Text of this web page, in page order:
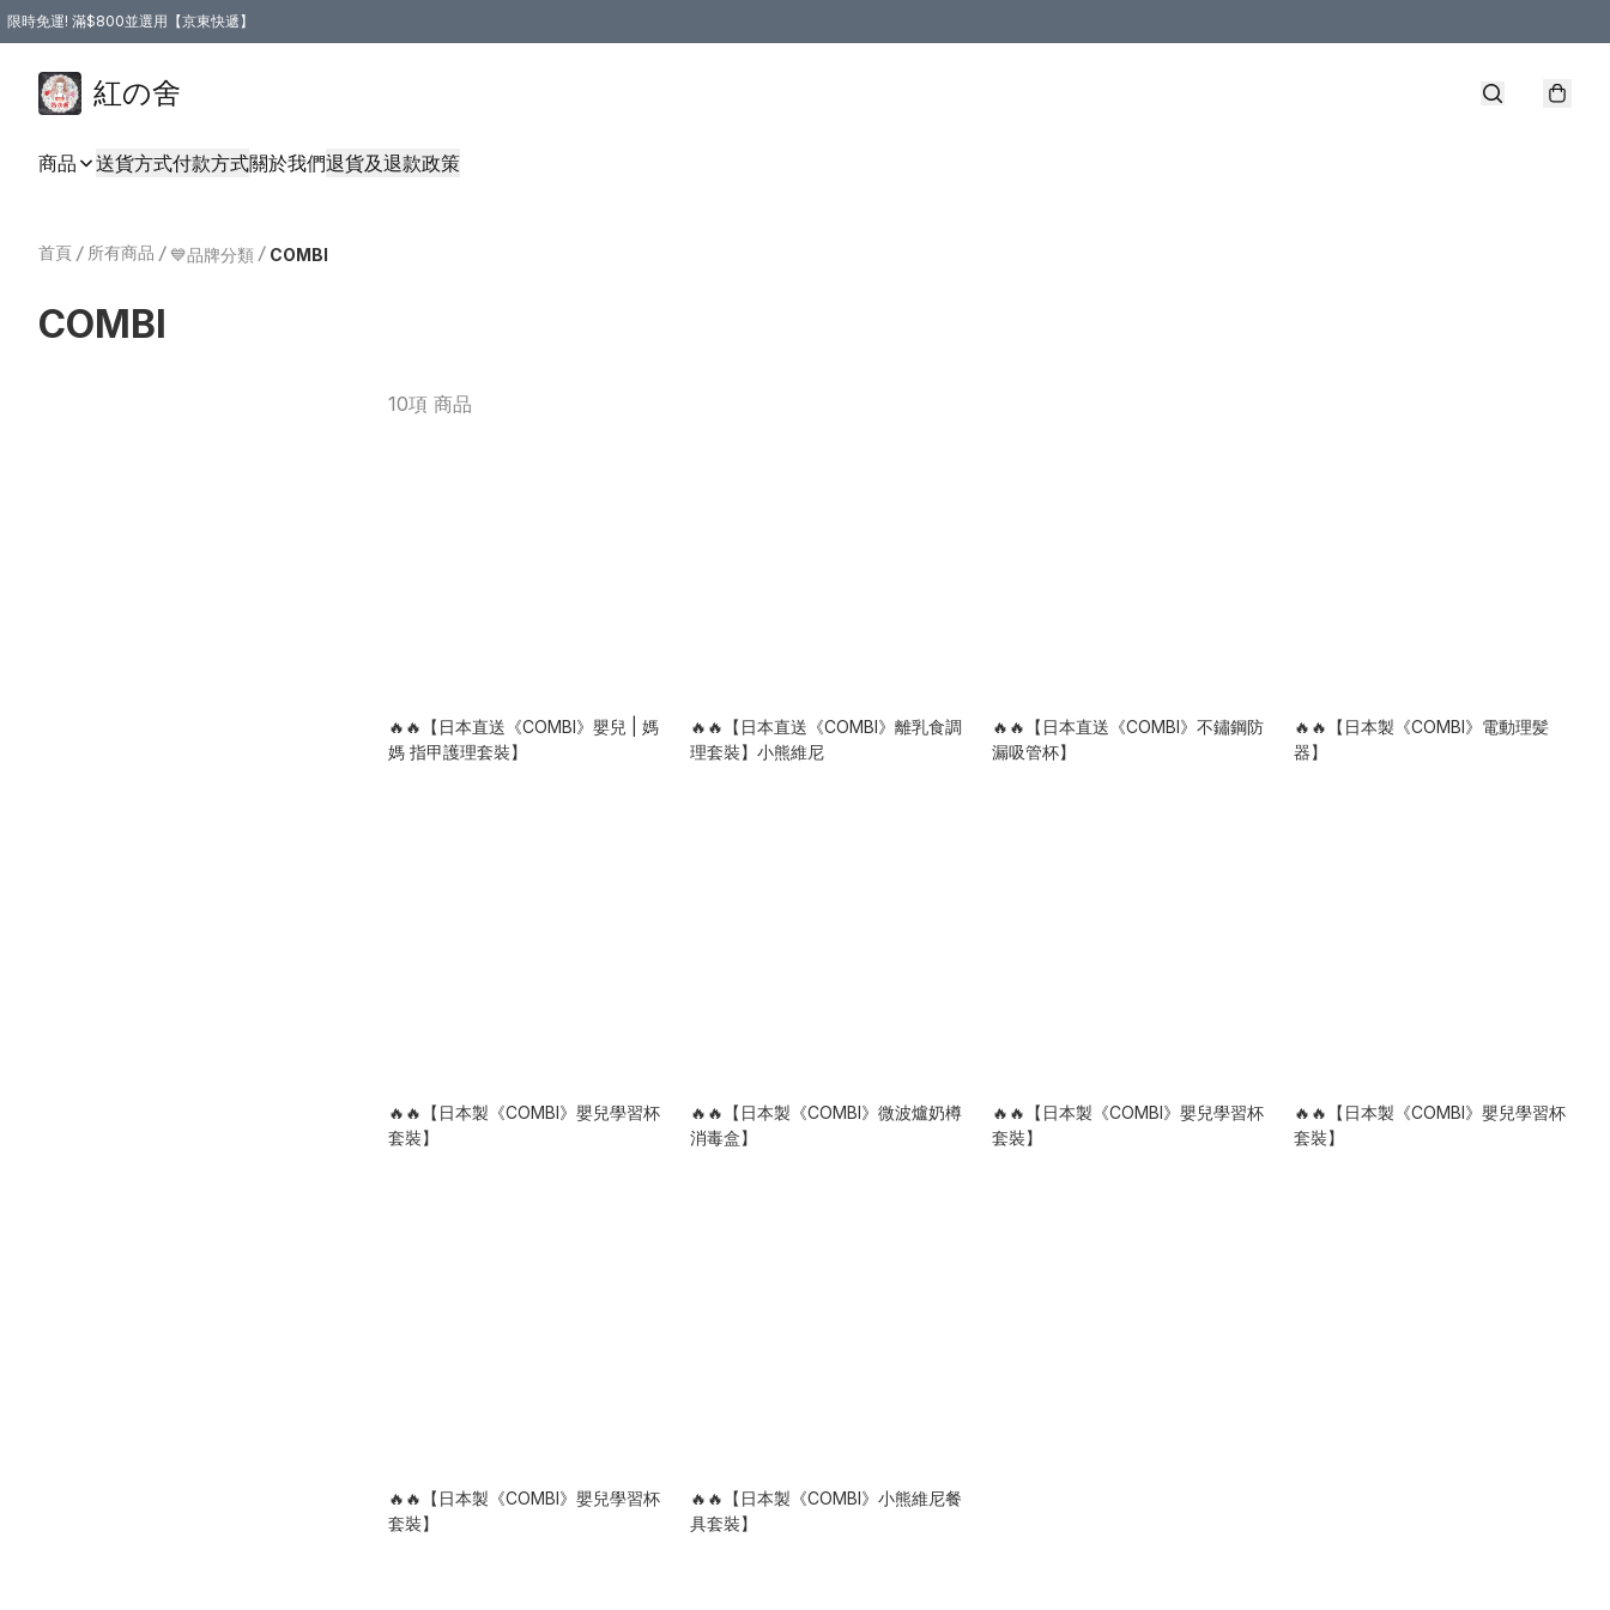
限時免運! 滿$800並選用【京東快遞】
紅の舍
商品 送貨方式付款方式關於我們退貨及退款政策
首頁 / 所有商品 / 💙品牌分類 / COMBI
COMBI
10項 商品
🔥🔥【日本直送《COMBI》嬰兒 | 媽
媽 指甲護理套裝】
🔥🔥【日本直送《COMBI》離乳食調
理套裝】小熊維尼
🔥🔥【日本直送《COMBI》不鏽鋼防
漏吸管杯】
🔥🔥【日本製《COMBI》電動理髪
器】
🔥🔥【日本製《COMBI》嬰兒學習杯
套裝】
🔥🔥【日本製《COMBI》微波爐奶樽
消毒盒】
🔥🔥【日本製《COMBI》嬰兒學習杯
套裝】
🔥🔥【日本製《COMBI》嬰兒學習杯
套裝】
🔥🔥【日本製《COMBI》嬰兒學習杯
套裝】
🔥🔥【日本製《COMBI》小熊維尼餐
具套裝】